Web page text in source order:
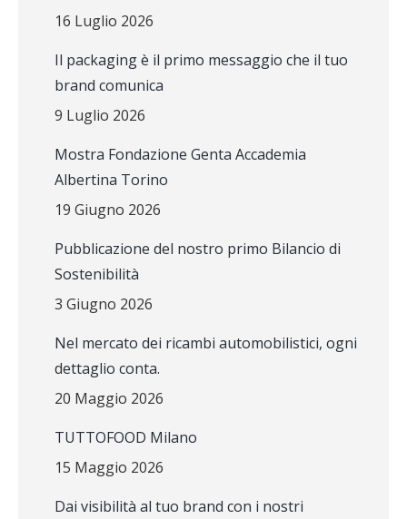
16 Luglio 2026
Il packaging è il primo messaggio che il tuo
brand comunica
9 Luglio 2026
Mostra Fondazione Genta Accademia
Albertina Torino
19 Giugno 2026
Pubblicazione del nostro primo Bilancio di
Sostenibilità
3 Giugno 2026
Nel mercato dei ricambi automobilistici, ogni
dettaglio conta.
20 Maggio 2026
TUTTOFOOD Milano
15 Maggio 2026
Dai visibilità al tuo brand con i nostri